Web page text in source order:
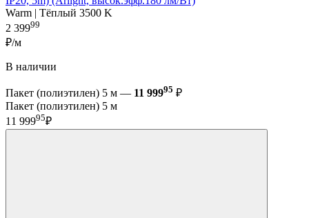
Warm | Тёплый 3500 K
2 39999
₽/м
В наличии
Пакет (полиэтилен) 5 м — 11 99995 ₽
Пакет (полиэтилен) 5 м
11 99995₽